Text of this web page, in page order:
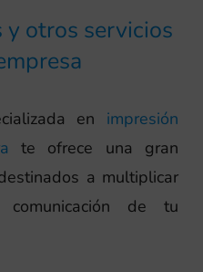
otros servicios
en impresión
te ofrece una gran
a multiplicar
de tu